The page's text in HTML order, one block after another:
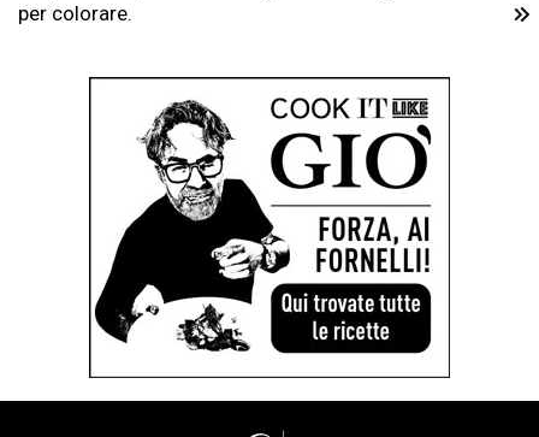
per colorare.